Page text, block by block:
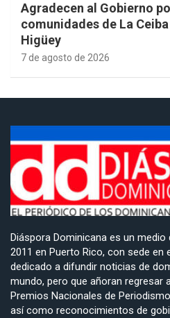
Agradecen al Gobierno
comunidades de La
Higüey
7 de agosto de 2026
Diáspora Dominicana es un
2011 en Puerto Rico, con sede en
dedicado a difundir noticias de
mundo, pero que añoran regresar
Premios Nacionales de
así como reconocimientos de